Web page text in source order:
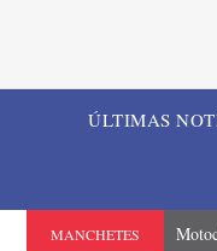
ÚLTIMAS
MANCHETES